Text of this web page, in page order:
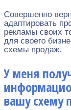
Совершенно
адаптировать
рекламы своих
для своего
схемы продаж.
У меня
вашу схему